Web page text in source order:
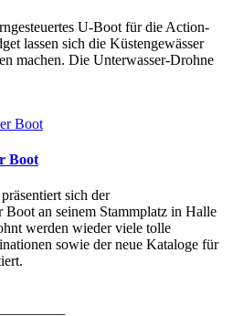
U-Boot für die Action-
lassen sich die Küstengewässer
machen. Die Unterwasser-Drohne
Boot
sich der
Boot an seinem Stammplatz in Halle
werden wieder viele tolle
sowie der neue Kataloge für